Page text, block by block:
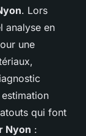
. Lors
analyse en
une
qui font
Nyon :